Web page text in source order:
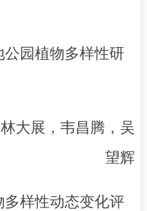
园植物多样性研
大展，韦昌腾，吴
望辉
样性动态变化评